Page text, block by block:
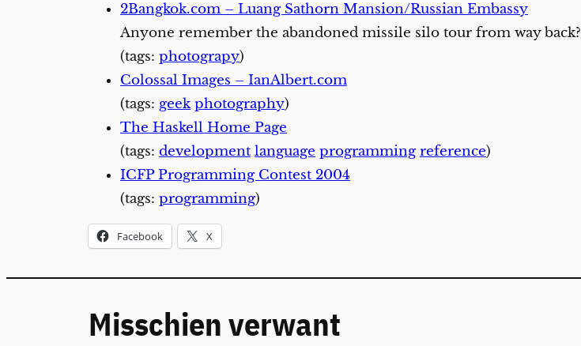
2Bangkok.com – Luang Sathorn Mansion/Russian Embassy
Anyone remember the abandoned missile silo tour from way back?
(tags: photograpy)
Colossal Images – IanAlbert.com
(tags: geek photography)
The Haskell Home Page
(tags: development language programming reference)
ICFP Programming Contest 2004
(tags: programming)
Facebook X
Misschien verwant